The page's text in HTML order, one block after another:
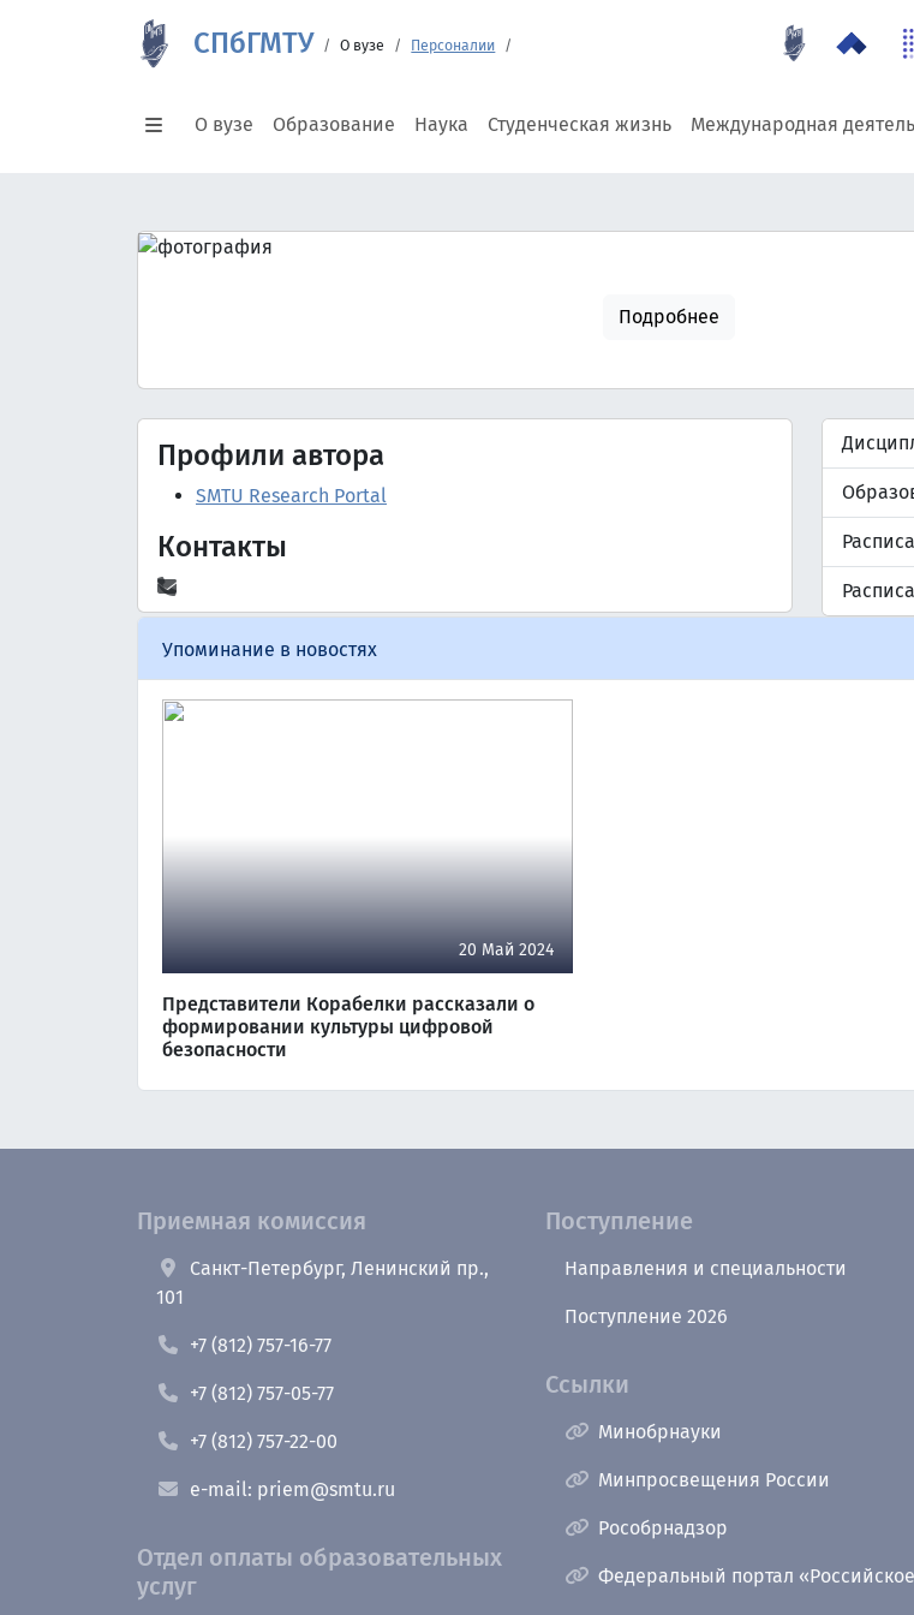
СПбГМТУ О вузе Персоналии
О вузе Образование Наука Студенческая жизнь Международная
Подробнее
Профили автора
SMTU Research Portal
Контакты
Упоминание в новостях
20 Май 2024
Представители Корабелки рассказали о
формировании культуры цифровой
безопасности
Приемная комиссия
Санкт-Петербург, Ленинский пр.,
101
+7 (812) 757-16-77
+7 (812) 757-05-77
+7 (812) 757-22-00
e-mail: priem@smtu.ru
Отдел оплаты образовательных
услуг
Поступление
Направления и специальности
Поступление 2026
Ссылки
Минобрнауки
Минпросвещения России
Рособрнадзор
Федеральный портал